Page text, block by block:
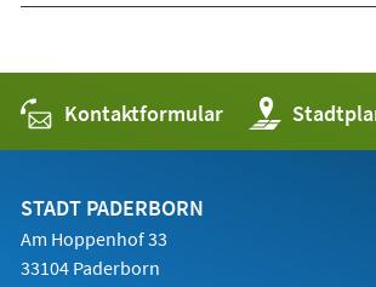
Kontaktformular (Öffnet
in
einem
STADT PADERBORN
Am Hoppenhof 33
33104 Paderborn